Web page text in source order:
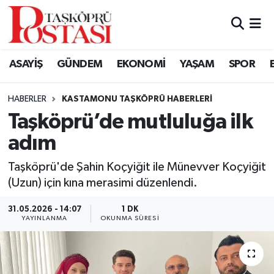
ASAYİŞ GÜNDEM EKONOMİ YAŞAM SPOR
HABERLER KASTAMONU TAŞKÖPRÜ HABERLERI
Taşköprü’de mutluluğa ilk
adım
Taşköprü'de Şahin Koçyiğit ile Münevver Koçyiğit
(Uzun) için kına merasimi düzenlendi.
31.05.2026 - 14:07
YAYINLANMA
1 DK
OKUNMA SÜRESI
Kastamonu Vefat Edenler
Araç Haberleri
Azdavay Haberleri
Çatalzeytin Haberleri
Cide Haberleri